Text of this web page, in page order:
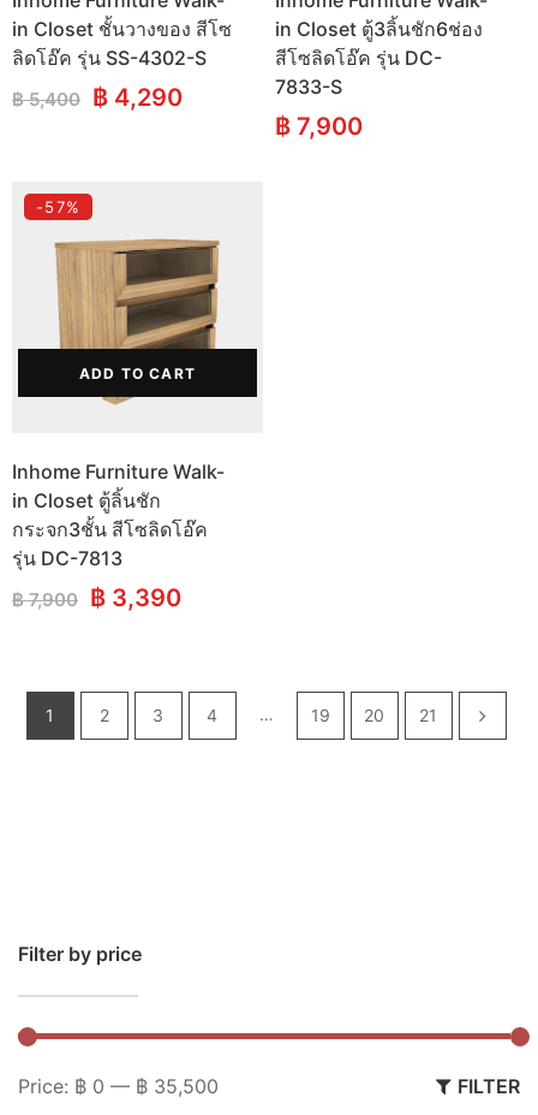
in Closet ชั้นวางของ สีโซ
ลิดโอ๊ค รุ่น SS-4302-S
฿5,400 Original
฿ 4,290Current
in Closet ตู้3ลิ้นชัก6ช่อง
สีโซลิดโอ๊ค รุ่น DC-
7833-S
฿ 7,900
-57%
ADD TO CART
Inhome Furniture Walk-
in Closet ตู้ลิ้นชัก
กระจก3ชั้น สีโซลิดโอ๊ค
รุ่น DC-7813
฿7,900 Original
฿ 3,390Current
1 2 3 4 … 19 20 21
Filter by price
FILTER
Price: ฿ 0 — ฿ 35,500